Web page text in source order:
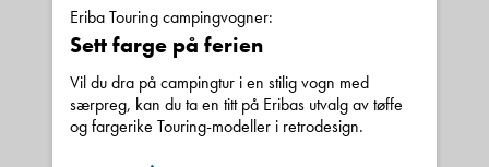
salg@kroken.no
Eriba Touring campingvogner:
Sett farge på ferien
Vil du dra på campingtur i en stilig vogn med
særpreg, kan du ta en titt på Eribas utvalg av tøffe
og fargerike Touring-modeller i retrodesign.